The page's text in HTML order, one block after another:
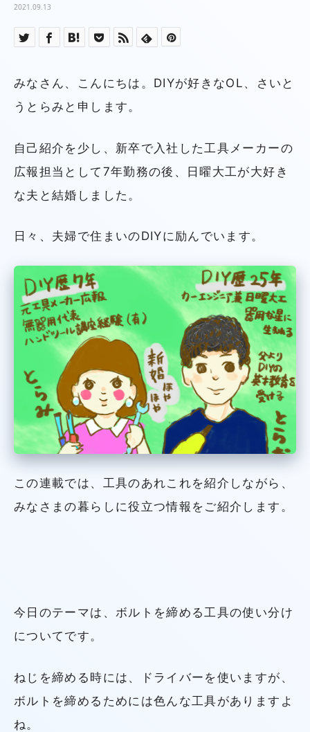
2021.09.13
みなさん、こんにちは。DIYが好きなOL、さいと
うとらみと申します。
自己紹介を少し、新卒で入社した工具メーカーの
広報担当として7年勤務の後、日曜大工が大好き
な夫と結婚しました。
日々、夫婦で住まいのDIYに励んでいます。
この連載では、工具のあれこれを紹介しながら、
みなさまの暮らしに役立つ情報をご紹介します。
今日のテーマは、ボルトを締める工具の使い分け
についてです。
ねじを締める時には、ドライバーを使いますが、
ボルトを締めるためには色んな工具がありますよ
ね。